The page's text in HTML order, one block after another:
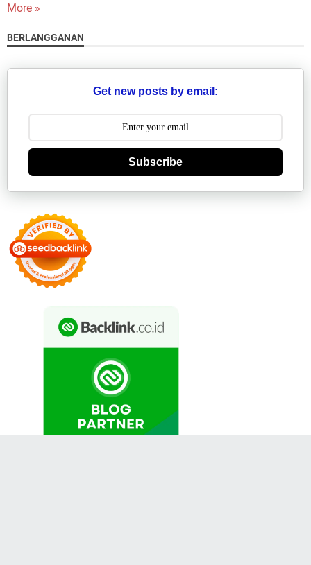
More »
BERLANGGANAN
Get new posts by email:
Subscribe